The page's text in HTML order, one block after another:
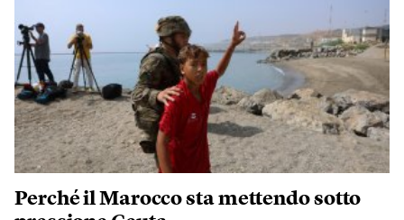
Perché il Marocco sta mettendo sotto